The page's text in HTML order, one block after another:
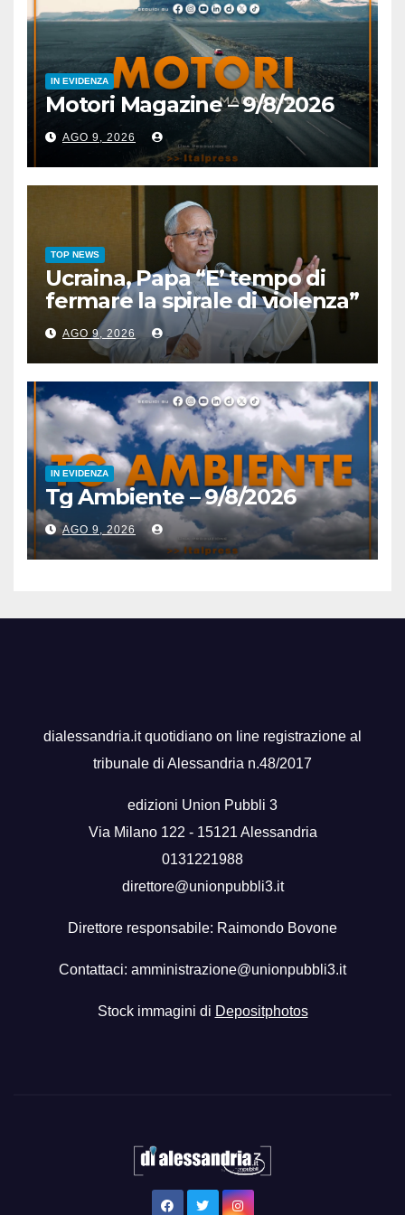
IN EVIDENZA
Motori Magazine – 9/8/2026
AGO 9, 2026
TOP NEWS
Ucraina, Papa “E’ tempo di
fermare la spirale di violenza”
AGO 9, 2026
IN EVIDENZA
Tg Ambiente – 9/8/2026
AGO 9, 2026
dialessandria.it quotidiano on line registrazione al
tribunale di Alessandria n.48/2017
edizioni Union Pubbli 3
Via Milano 122 - 15121 Alessandria
0131221988
direttore@unionpubbli3.it
Direttore responsabile: Raimondo Bovone
Contattaci: amministrazione@unionpubbli3.it
Stock immagini di Depositphotos